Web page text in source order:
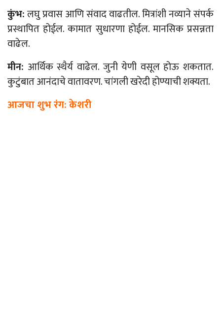
कुंभ:लघु प्रवास आणि संवाद वाढतील. मित्रांशी नव्याने संपर्क
प्रस्थापित होईल. कामात सुधारणा होईल. मानसिक प्रसन्नता
वाढेल.
मीन: आर्थिक स्थैर्य वाढेल. जुनीयेणी वसूल होऊ शकतात.
कुटुंबात आनंदाचे वातावरण. चांगली खरेदी होण्याची शक्यता.
आजचा शुभ रंग: केशरी